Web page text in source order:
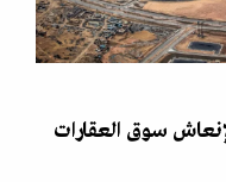
سوق العقارات